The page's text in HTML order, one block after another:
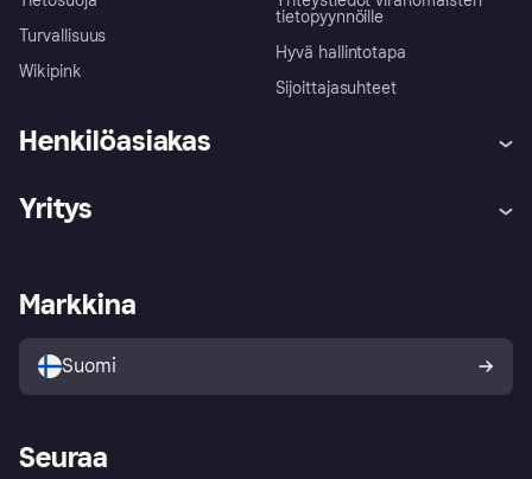
Turvallisuus
Wikipink
tietopyynnöille
Hyvä hallintotapa
Sijoittajasuhteet
Henkilöasiakas
Ohje
Kirjaudu sisään
Tutustu kauppoihin
Ostajan turva
Yritys
Kirjaudu sisään yrityksenä
Markkina
Suomi
Seuraa